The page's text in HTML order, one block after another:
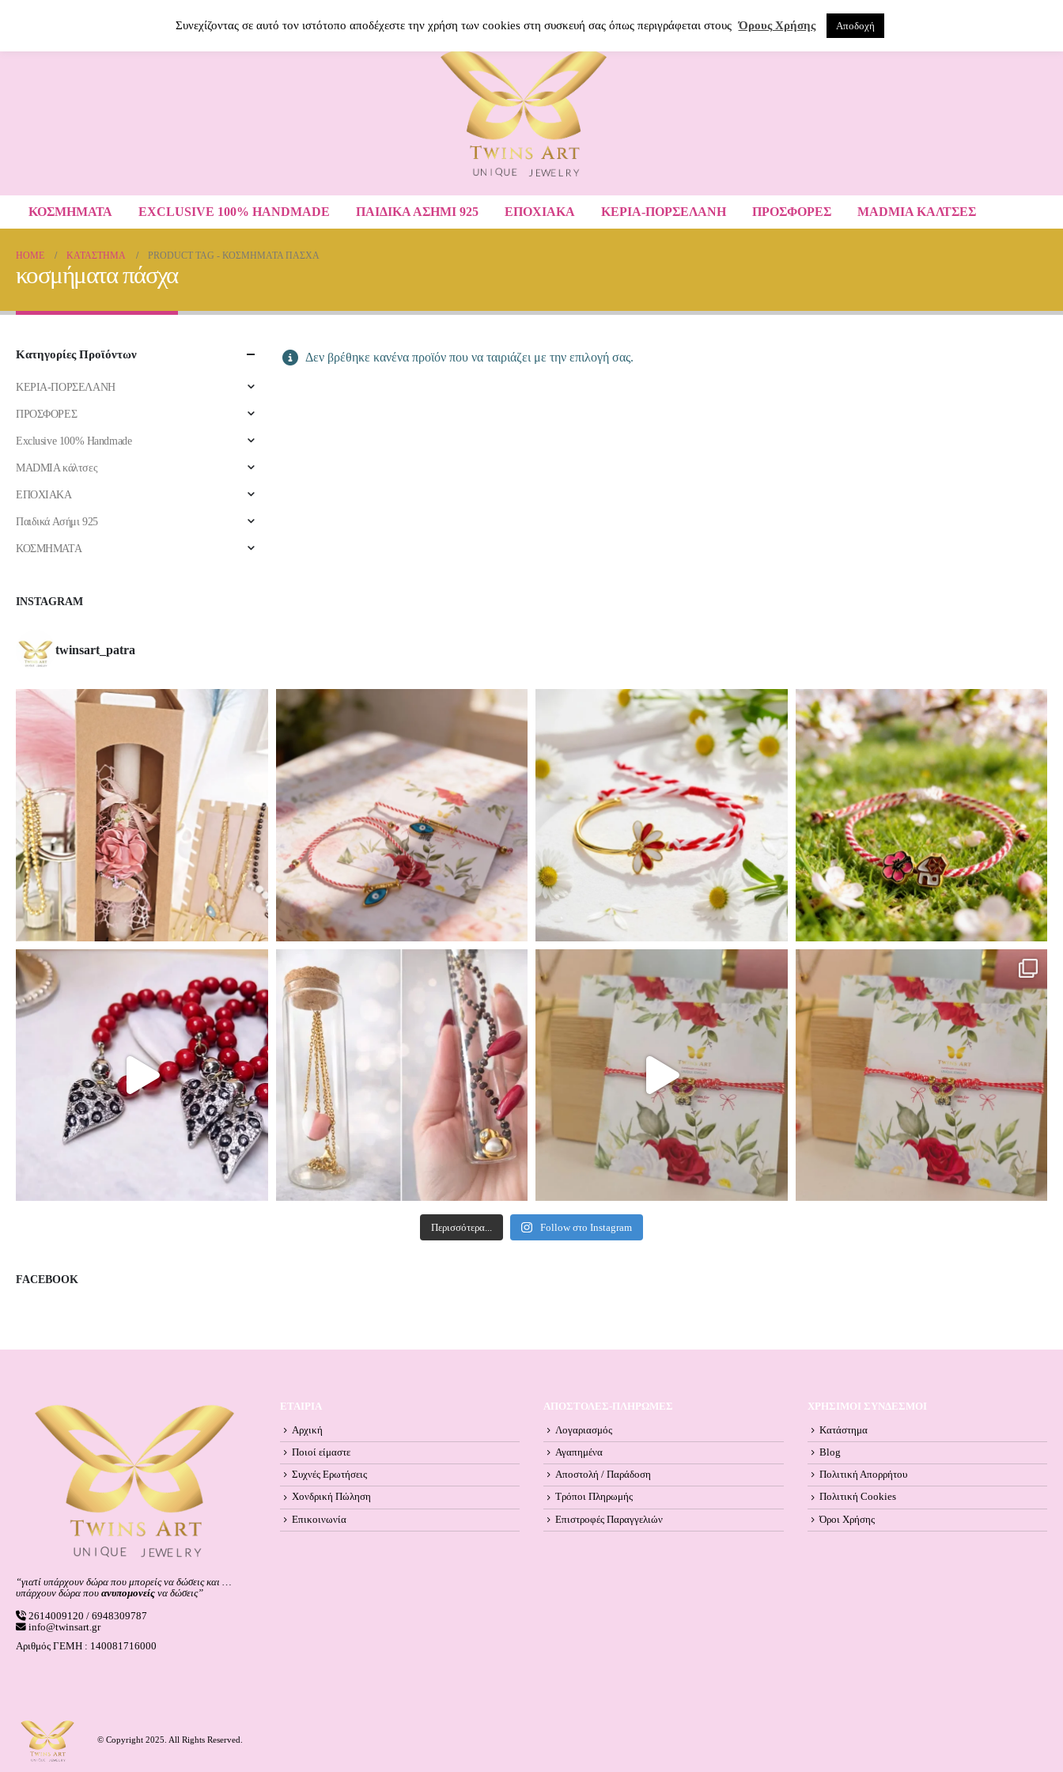
ΚΟΣΜΗΜΑΤΑ EXCLUSIVE 100% HANDMADE ΠΑΙΔΙΚΆ ΑΣΉΜΙ 925 ΕΠΟΧΙΑΚΑ ΚΕΡΙΑ-ΠΟΡΣΕΛΑΝΗ ΠΡΟΣΦΟΡΕΣ MADMIA ΚΆΛΤΣΕΣ
HOME ΚΑΤΆΣΤΗΜΑ PRODUCT TAG - ΚΟΣΜΉΜΑΤΑ ΠΆΣΧΑ
κοσμήματα πάσχα
Δεν βρέθηκε κανένα προϊόν που να ταιριάζει με την επιλογή σας.
Κατηγορίες Προϊόντων
ΚΕΡΙΑ-ΠΟΡΣΕΛΑΝΗ
ΠΡΟΣΦΟΡΕΣ
Exclusive 100% Handmade
MADMIA κάλτσες
ΕΠΟΧΙΑΚΑ
Παιδικά Ασήμι 925
ΚΟΣΜΗΜΑΤΑ
INSTAGRAM
twinsart_patra
Περισσότερα... Follow στο Instagram
FACEBOOK
“γιατί υπάρχουν δώρα που μπορείς να δώσεις και …
υπάρχουν δώρα που ανυπομονείς να δώσεις”
2614009120 / 6948309787
info@twinsart.gr
Αριθμός ΓΕΜΗ : 140081716000
ΕΤΑΙΡΙΑ
Αρχική
Ποιοί είμαστε
Συχνές Ερωτήσεις
Χονδρική Πώληση
Επικοινωνία
ΑΠΟΣΤΟΛΕΣ-ΠΛΗΡΩΜΕΣ
Λογαριασμός
Αγαπημένα
Αποστολή / Παράδοση
Τρόποι Πληρωμής
Επιστροφές Παραγγελιών
ΧΡΗΣΙΜΟΙ ΣΥΝΔΕΣΜΟΙ
Κατάστημα
Blog
Πολιτική Απορρήτου
Πολιτική Cookies
Όροι Xρήσης
© Copyright 2025. All Rights Reserved.
Συνεχίζοντας σε αυτό τον ιστότοπο αποδέχεστε την χρήση των cookies στη συσκευή σας όπως περιγράφεται στους Όρους Χρήσης Αποδοχή